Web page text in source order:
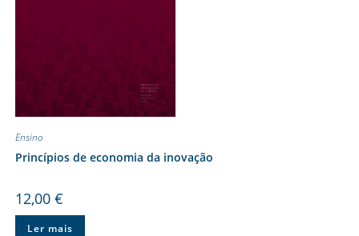
Ensino
Princípios de economia da inovação
12,00 €
Ler mais